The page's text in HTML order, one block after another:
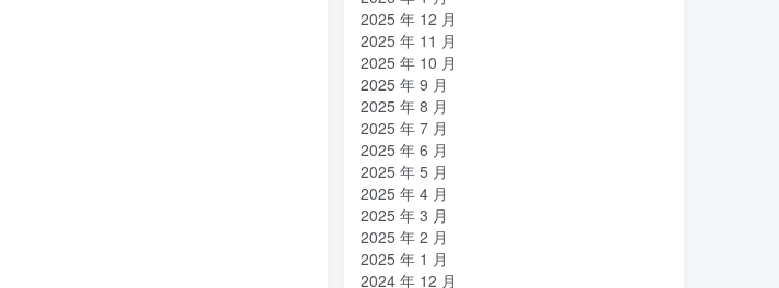
2025 年 12 月
2025 年 11 月
2025 年 10 月
2025 年 9 月
2025 年 8 月
2025 年 7 月
2025 年 6 月
2025 年 5 月
2025 年 4 月
2025 年 3 月
2025 年 2 月
2025 年 1 月
2024 年 12 月